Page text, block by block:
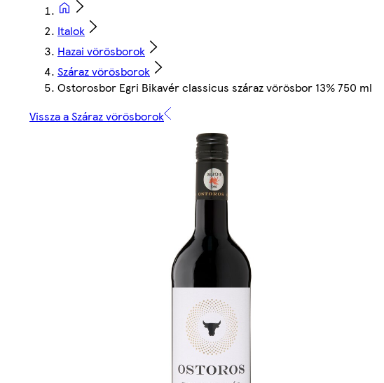
Italok
Hazai vörösborok
Száraz vörösborok
Ostorosbor Egri Bikavér classicus száraz vörösbor 13% 750 ml
Vissza a Száraz vörösborok